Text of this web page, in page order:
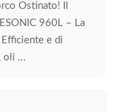
Ostinato! Il
960L – La
Efficiente e di
oli ...